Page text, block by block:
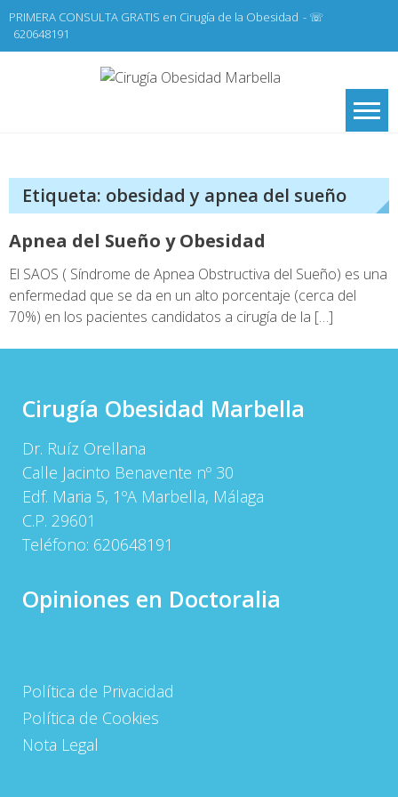
Skip
content
PRIMERA CONSULTA GRATIS en Cirugía de la Obesidad - ☏
620648191
Cirugía de la
Obesidad y Cirugía
General,
Laparoscopia
Etiqueta: obesidad y apnea del sueño
Apnea del Sueño y Obesidad
El SAOS ( Síndrome de Apnea Obstructiva del Sueño) es una
enfermedad que se da en un alto porcentaje (cerca del
70%) en los pacientes candidatos a cirugía de la […]
Cirugía Obesidad Marbella
Dr. Ruíz Orellana
Calle Jacinto Benavente nº 30
Edf. Maria 5, 1ºA Marbella, Málaga
C.P. 29601
Teléfono: 620648191
Opiniones en Doctoralia
Política de Privacidad
Política de Cookies
Nota Legal